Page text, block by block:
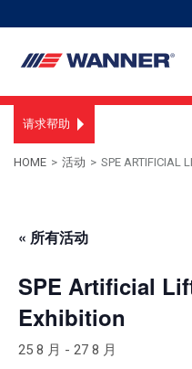
请求帮助
HOME > 活动 > SPE ARTIFICIAL
« 所有活动
SPE Artificial
Exhibition
25 8 月 - 27 8 月